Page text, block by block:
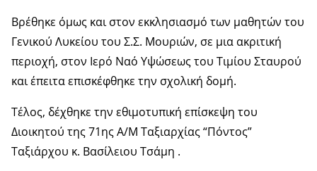
Βρέθηκε όμως και στον εκκλησιασμό των μαθητών του
Γενικού Λυκείου του Σ.Σ. Μουριών, σε μια ακριτική
περιοχή, στον Ιερό Ναό Υψώσεως του Τιμίου Σταυρού
και έπειτα επισκέφθηκε την σχολική δομή.
Τέλος, δέχθηκε την εθιμοτυπική επίσκεψη του
Διοικητού της 71ης Α/Μ Ταξιαρχίας “Πόντος”
Ταξιάρχου κ. Βασίλειου Τσάμη .